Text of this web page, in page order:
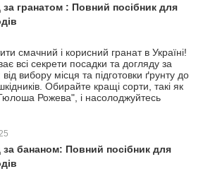
за гранатом : Повний посібник для
смачний і корисний гранат в Україні!
всі секрети посадки та догляду за
вибору місця та підготовки ґрунту до
Обирайте кращі сорти, такі як
Рожева", і насолоджуйтесь
за бананом: Повний посібник для